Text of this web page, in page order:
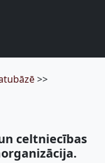
>>
celtniecības